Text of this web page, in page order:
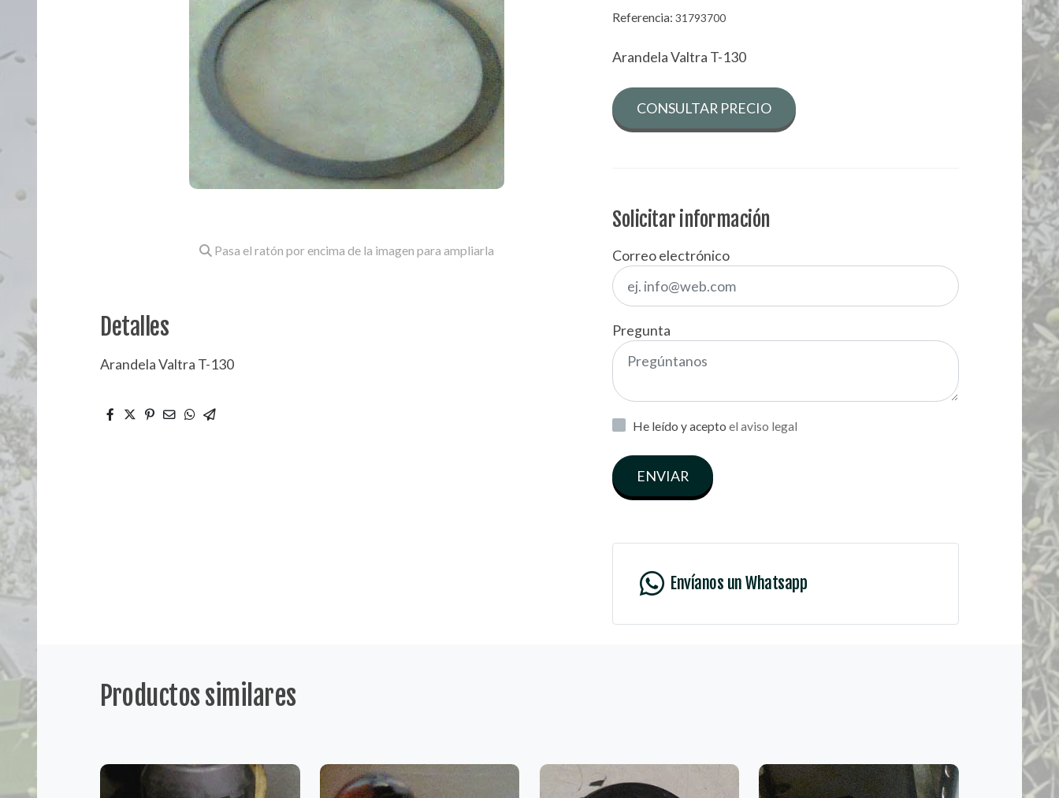
Pasa el ratón por encima de la imagen para ampliarla
Detalles
Arandela Valtra T-130
Referencia:31793700
Arandela Valtra T-130
CONSULTAR PRECIO
Solicitar información
Correo electrónico
Pregunta
He leído y acepto el aviso legal
ENVIAR
Envíanos un Whatsapp
Productos similares